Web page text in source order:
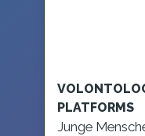
PLATFORMS
Junge